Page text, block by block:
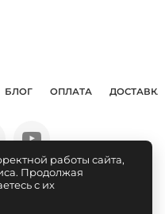
БЛОГ ОПЛАТА ДОСТАВКА
2026
работы сайта,
Продолжая
с их